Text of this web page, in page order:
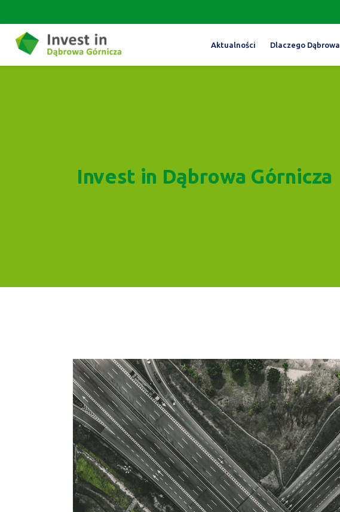
Aktualności Dlaczego Dąbrowa
Invest in Dąbrowa Górnicza